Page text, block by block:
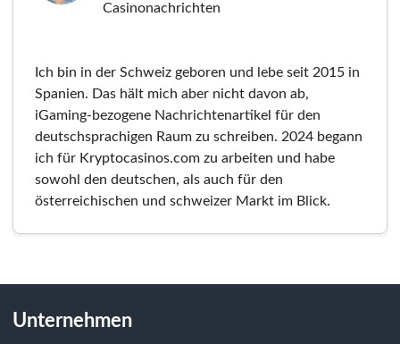
Casinonachrichten
Ich bin in der Schweiz geboren und lebe seit 2015 in
Spanien. Das hält mich aber nicht davon ab,
iGaming-bezogene Nachrichtenartikel für den
deutschsprachigen Raum zu schreiben. 2024 begann
ich für Kryptocasinos.com zu arbeiten und habe
sowohl den deutschen, als auch für den
österreichischen und schweizer Markt im Blick.
Unternehmen